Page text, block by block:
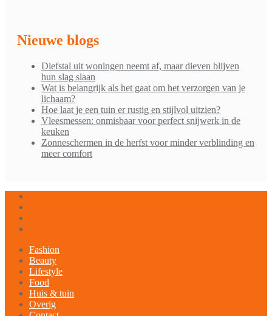
Nieuwe blogs
Diefstal uit woningen neemt af, maar dieven blijven
hun slag slaan
Wat is belangrijk als het gaat om het verzorgen van je
lichaam?
Hoe laat je een tuin er rustig en stijlvol uitzien?
Vleesmessen: onmisbaar voor perfect snijwerk in de
keuken
Zonneschermen in de herfst voor minder verblinding en
meer comfort
Fashion
Beauty
Lifestyle
Food
Huis & tuin
Overig